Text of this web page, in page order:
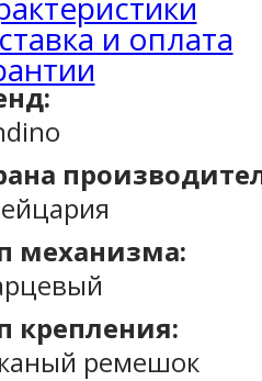
и оплата
механизма:
крепления:
ремешок